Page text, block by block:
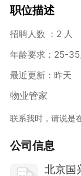
职位描述
招聘人数 ：2 人
年龄要求：25-35
最近更新：昨天
物业管家
联系我时，请说是
公司信息
北京国